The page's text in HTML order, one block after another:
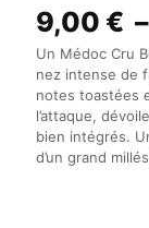
9,00 € –
Un Médoc Cru
nez intense de
notes toastées
l’attaque,
bien intégrés.
d’un grand